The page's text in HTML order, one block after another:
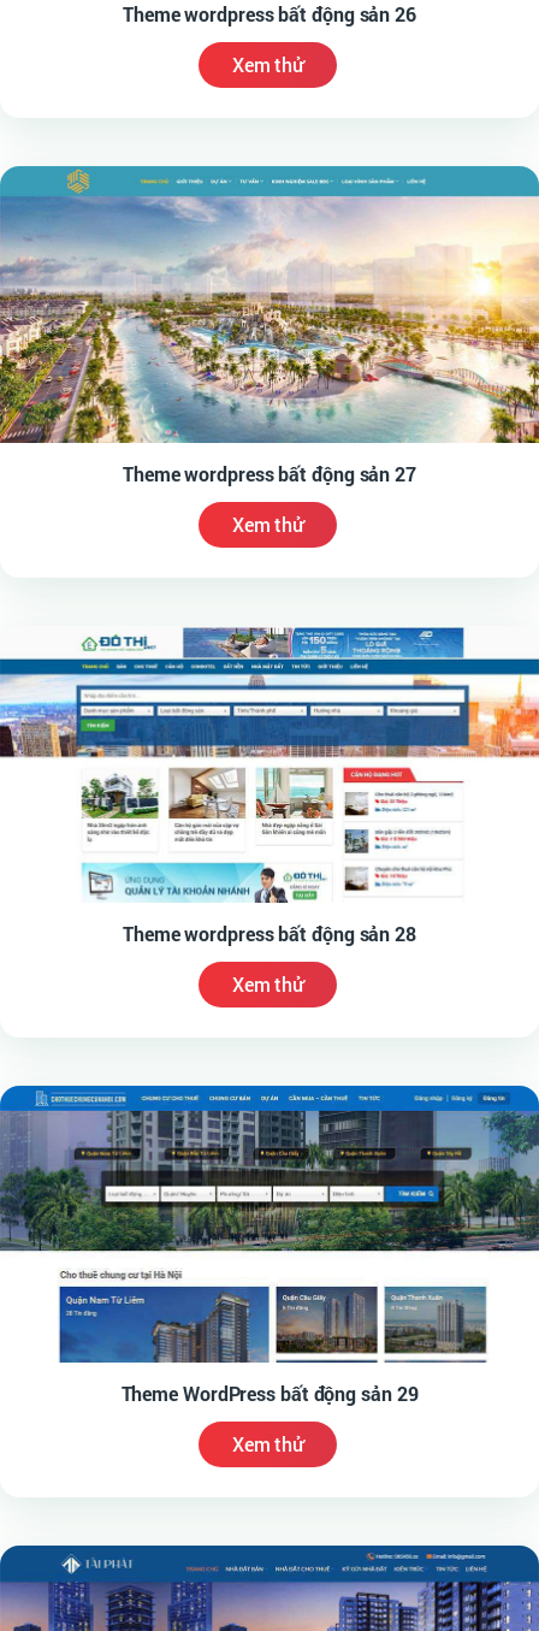
Theme wordpress bất động sản 26
Xem thử
Theme wordpress bất động sản 27
Xem thử
Theme wordpress bất động sản 28
Xem thử
Theme WordPress bất động sản 29
Xem thử